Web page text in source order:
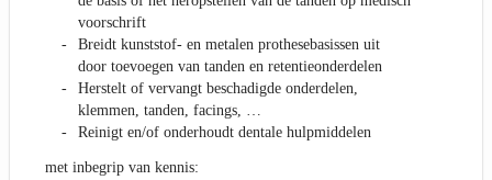
voorschrift
Breidt kunststof- en metalen prothesebasissen uit
door toevoegen van tanden en retentieonderdelen
Herstelt of vervangt beschadigde onderdelen,
klemmen, tanden, facings, …
Reinigt en/of onderhoudt dentale hulpmiddelen
met inbegrip van kennis: